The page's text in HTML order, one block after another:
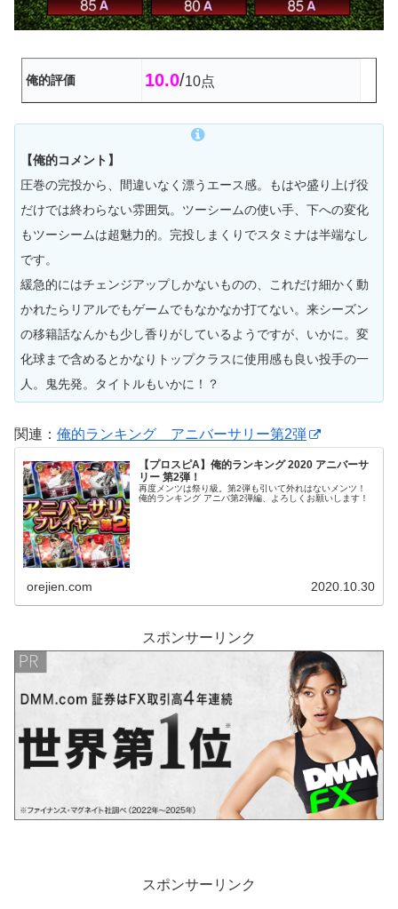
俺的評価 10.0/10点
【俺的コメント】
圧巻の完投から、間違いなく漂うエース感。もはや盛り上げ役
だけでは終わらない雰囲気。ツーシームの使い手、下への変化
もツーシームは超魅力的。完投しまくりでスタミナは半端なし
です。
緩急的にはチェンジアップしかないものの、これだけ細かく動
かれたらリアルでもゲームでもなかなか打てない。来シーズン
の移籍話なんかも少し香りがしているようですが、いかに。変
化球まで含めるとかなりトップクラスに使用感も良い投手の一
人。鬼先発。タイトルもいかに！？
関連： 俺的ランキング アニバーサリー第2弾
【プロスピA】俺的ランキング 2020 アニバーサ
リー 第2弾！
再度メンツは祭り級。第2弾も引いて外れはないメンツ！
俺的ランキング アニバ第2弾編、よろしくお願いします！
orejien.com 2020.10.30
スポンサーリンク
スポンサーリンク